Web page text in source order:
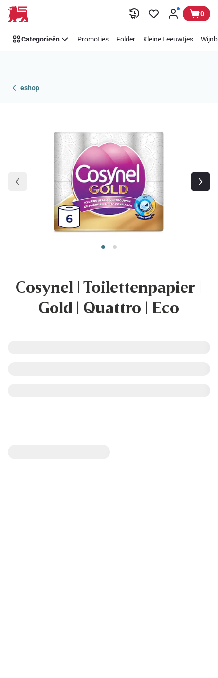
Overslaan 0
Categorieën Promoties Folder Kleine Leeuwtjes
eshop
Cosynel | Toilettenpapier |
Gold | Quattro | Eco